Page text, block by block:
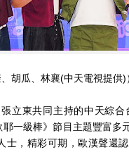
胡瓜、林襄(中天電視提供)
立東共同主持的中天綜
一級棒》節目主題豐富多
，精彩可期，歐漢聲還